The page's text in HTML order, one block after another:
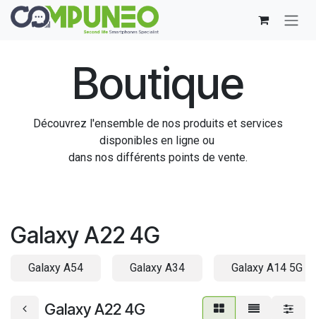
Se rendre au contenu
Boutique
Découvrez l'ensemble de nos produits et services
disponibles en ligne ou
dans nos différents points de vente.
Galaxy A22 4G
Galaxy A54 Galaxy A34 Galaxy A14 5G
Galaxy A22 4G